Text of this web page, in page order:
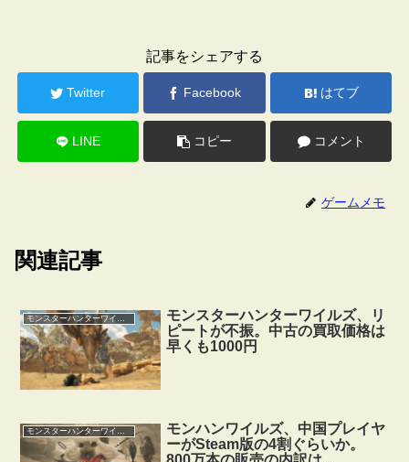
記事をシェアする
Twitter Facebook はてブ
LINE コピー コメント
ゲームメモ
関連記事
モンスターハンターワイルズ
モンスターハンターワイルズ、リ
ピートが不振。中古の買取価格は
早くも1000円
モンスターハンターワイルズ
モンハンワイルズ、中国プレイヤ
ーがSteam版の4割ぐらいか。